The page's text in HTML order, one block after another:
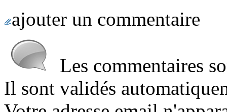
ajouter un commentaire
Les commentaires
Il sont validés